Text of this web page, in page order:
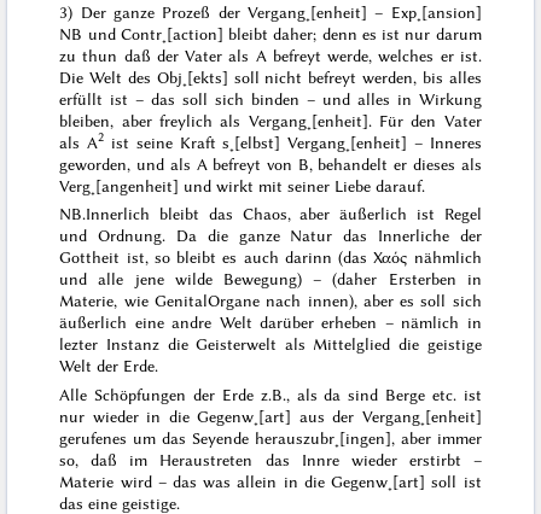
3) Der ganze Prozeß der Vergang˖[enheit] – Exp˖[ansion]
NB und Contr˖[action] bleibt daher; denn es ist nur darum
zu thun daß der Vater als A befreyt werde, welches er ist.
Die Welt des Obj˖[ekts] soll nicht befreyt werden, bis alles
erfüllt ist – das soll sich binden – und alles in Wirkung
bleiben, aber freylich als Vergang˖[enheit]. Für den Vater
als A2 ist seine Kraft s˖[elbst] Vergang˖[enheit] – Inneres
geworden, und als A befreyt von B, behandelter dieses als
Verg˖[angenheit] und wirkt mit seiner Liebe darauf.
NB.Innerlich bleibt das Chaos, aber äußerlich ist Regel
und Ordnung. Da die ganze Natur das Innerliche der
Gottheit ist, so bleibt es auch darinn (dasΧαός nähmlich
und alle jene wilde Bewegung) – (daher Ersterben in
Materie, wie GenitalOrgane nach innen), aber es soll sich
äußerlich eine andre Welt darüber erheben – nämlich in
lezter Instanz die Geisterwelt als Mittelglied die geistige
Welt der Erde.
Alle Schöpfungen der Erde z.B., als da sind Berge etc. ist
nur wieder in die Gegenw˖[art] aus der Vergang˖[enheit]
gerufenes um das Seyende herauszubr˖[ingen], aber immer
so, daß im Heraustreten das Innre wieder erstirbt –
Materie wird – das was allein in die Gegenw˖[art] soll ist
das eine geistige.